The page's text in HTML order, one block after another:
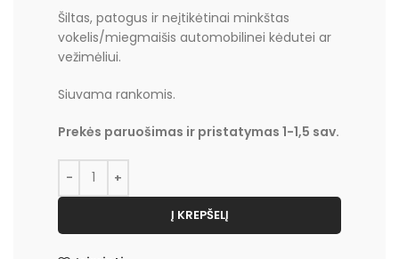
Šiltas, patogus ir neįtikėtinai minkštas
vokelis/miegmaišis automobilinei kėdutei ar
vežimėliui.
Siuvama rankomis.
Prekės paruošimas ir pristatymas 1-1,5 sav.
Į KREPŠELĮ